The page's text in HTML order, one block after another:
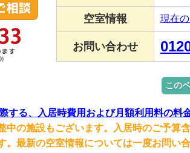
空室情報 現在
お問い合わせ
この
する、入居時費用および月額利用料の料
の施設もございます。入居時のご予算
最新の空室情報については一度お問い合